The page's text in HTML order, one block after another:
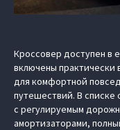
Кроссовер доступен в
включены
для комфортной
путешествий. В списке
с регулируемым
амортизаторами,